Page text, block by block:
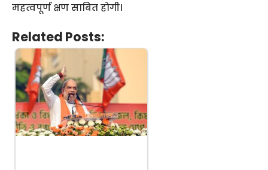
महत्वपूर्ण क्षण साबित होगी।
Related Posts: